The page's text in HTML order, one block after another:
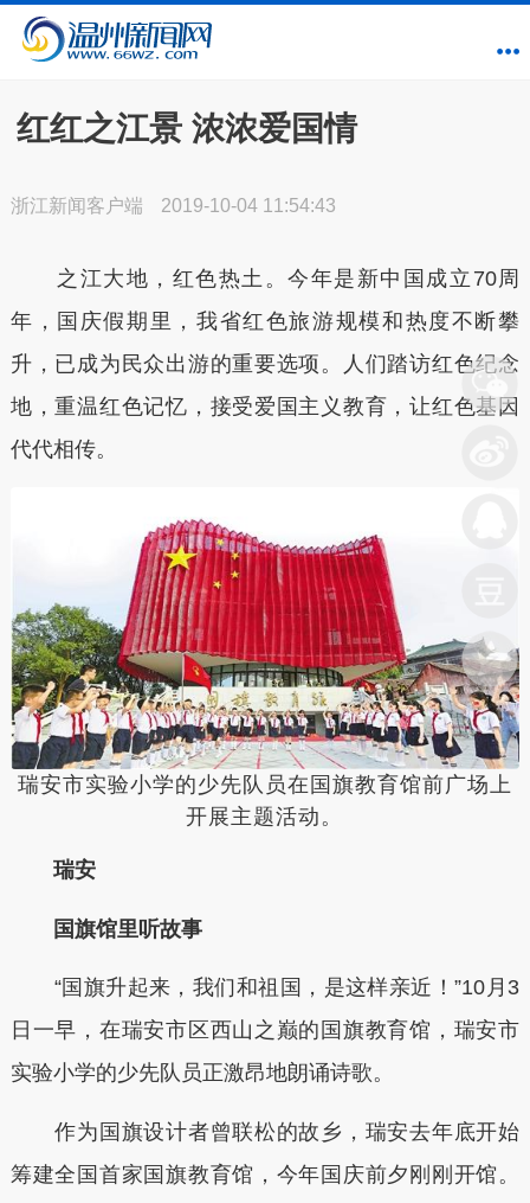
红红之江景 浓浓爱国情
浙江新闻客户端 2019-10-04 11:54:43
之江大地，红色热土。今年是新中国成立70周
年，国庆假期里，我省红色旅游规模和热度不断攀
升，已成为民众出游的重要选项。人们踏访红色纪念
地，重温红色记忆，接受爱国主义教育，让红色基因
代代相传。
瑞安市实验小学的少先队员在国旗教育馆前广场上
开展主题活动。
瑞安
国旗馆里听故事
“国旗升起来，我们和祖国，是这样亲近！”10月3
日一早，在瑞安市区西山之巅的国旗教育馆，瑞安市
实验小学的少先队员正激昂地朗诵诗歌。
作为国旗设计者曾联松的故乡，瑞安去年底开始
筹建全国首家国旗教育馆，今年国庆前夕刚刚开馆。